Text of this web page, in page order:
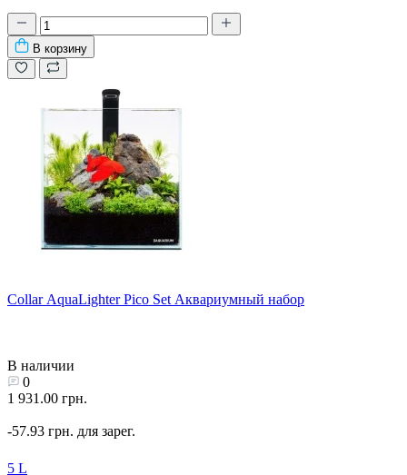
В корзину
Collar AquaLighter Pico Set Аквариумный набор
В наличии
0
1 931.00 грн.
-57.93 грн. для зарег.
5 L